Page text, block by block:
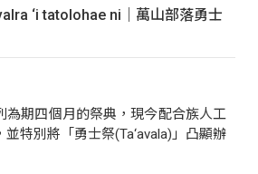
‘i tatolohae ni｜萬山部落勇士
為期四個月的祭典，現今配合族人工
特別將「勇士祭(Ta‘avala)」凸顯辦